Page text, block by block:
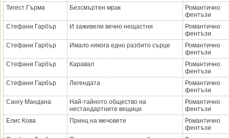
Тигест Гърма
Безсмъртен мрак
Романтично
фентъзи
Стефани Гарбър
И заживели вечно нещастни
Романтично
фентъзи
Стефани Гарбър
Имало някога едно разбито сърце
Романтично
фентъзи
Стефани Гарбър
Каравал
Романтично
фентъзи
Стефани Гарбър
Легендата
Романтично
фентъзи
Сангу Мандана
Най-тайното общество на
нестандартните вещици
Романтично
фентъзи
Елис Кова
Принц на мечовете
Романтично
фентъзи